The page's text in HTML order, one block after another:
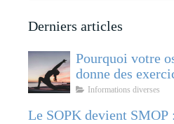
Derniers articles
Pourquoi votre
donne des
Informations diverses
Le SOPK devient SMOP